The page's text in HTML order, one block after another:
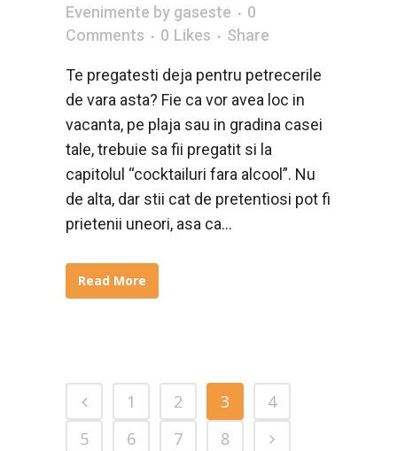
Evenimente by gaseste
0
Comments
0 Likes Share
Te pregatesti deja pentru petrecerile
de vara asta? Fie ca vor avea loc in
vacanta, pe plaja sau in gradina casei
tale, trebuie sa fii pregatit si la
capitolul “cocktailuri fara alcool”. Nu
de alta, dar stii cat de pretentiosi pot fi
prietenii uneori, asa ca...
Read More
1 2 3
4
5
6 7 8